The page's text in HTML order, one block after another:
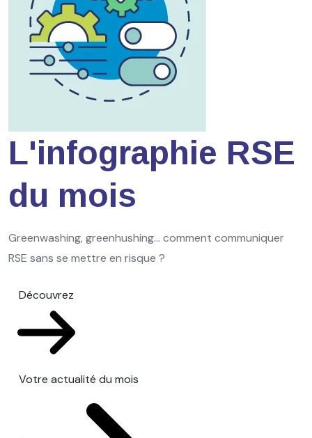
L'infographie RSE
du mois
Greenwashing, greenhushing… comment communiquer
RSE sans se mettre en risque ?
Découvrez
Votre actualité du mois